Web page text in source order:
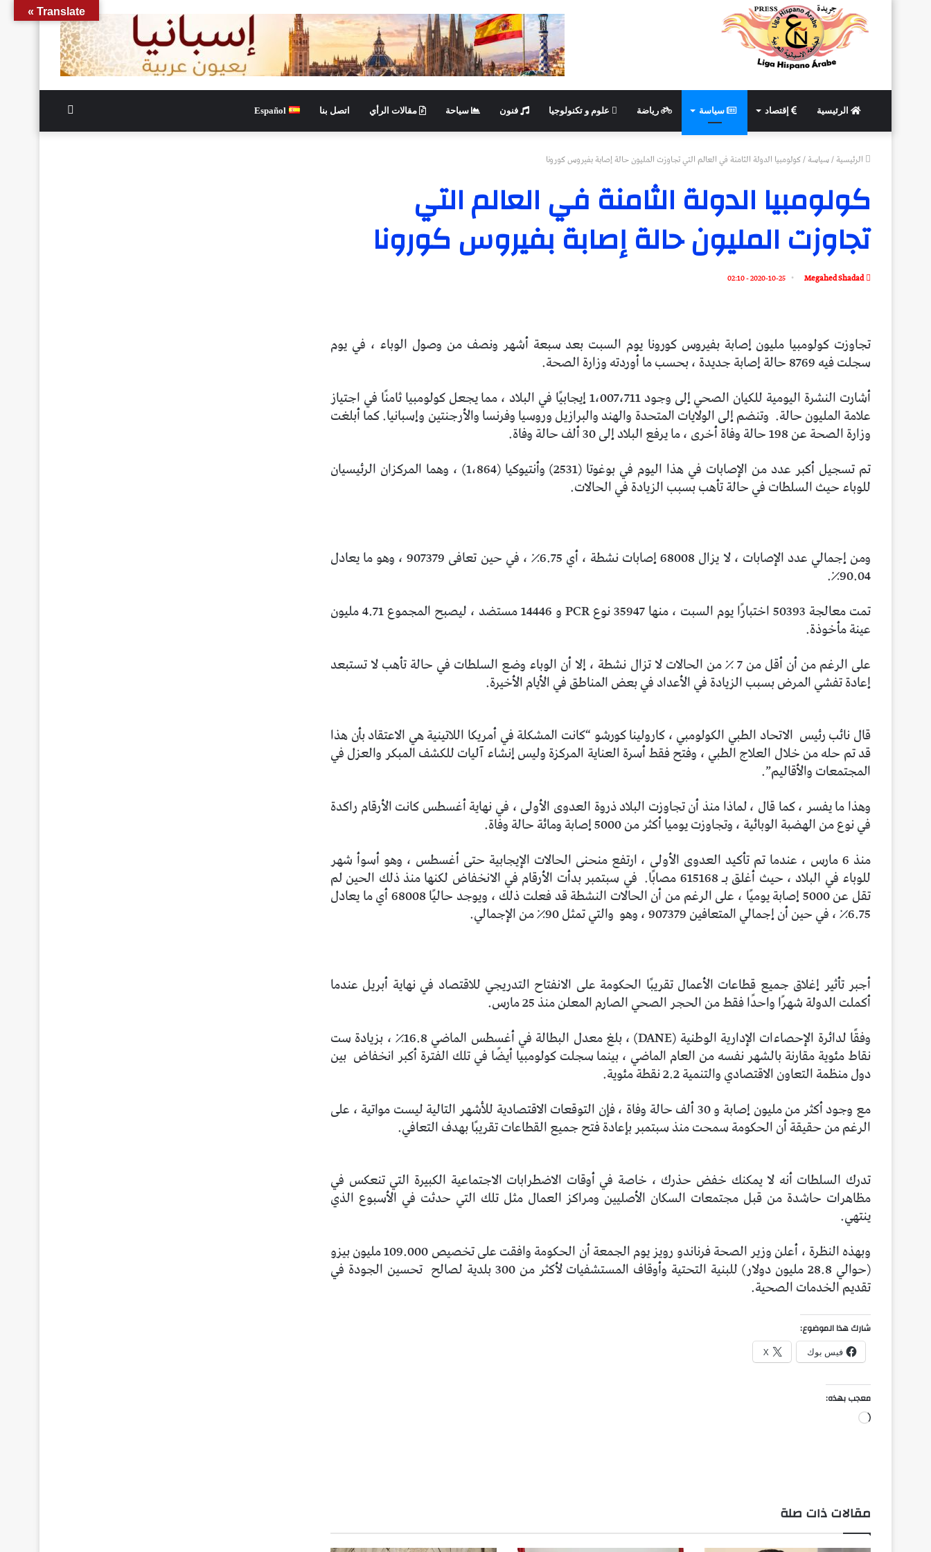
الرئيسية إقتصاد سياسة رياضة علوم و تكنولوجيا فنون سياحة مقالات الرأي اتصل بنا Español
الرئيسية/سياسة/كولومبيا الدولة الثامنة في العالم التي تجاوزت المليون حالة إصابة بفيروس كورونا
كولومبيا الدولة الثامنة في العالم التي
تجاوزت المليون حالة إصابة بفيروس كورونا
Megahed Shadad
2020-10-25 - 02:10
تجاوزت كولومبيا مليون إصابة بفيروس كورونا يوم السبت بعد سبعة أشهر ونصف من وصول الوباء ، في يوم
سجلت فيه 8769 حالة إصابة جديدة ، بحسب ما أوردته وزارة الصحة.
أشارت النشرة اليومية للكيان الصحي إلى وجود 1،007،711 إيجابيًا في البلاد ، مما يجعل كولومبيا ثامنًا في اجتياز
علامة المليون حالة. وتنضم إلى الولايات المتحدة والهند والبرازيل وروسيا وفرنسا والأرجنتين وإسبانيا. كما أبلغت
وزارة الصحة عن 198 حالة وفاة أخرى ، ما يرفع البلاد إلى 30 ألف حالة وفاة.
تم تسجيل أكبر عدد من الإصابات في هذا اليوم في بوغوتا (2531) وأنتيوكيا (1،864) ، وهما المركزان الرئيسيان
للوباء حيث السلطات في حالة تأهب بسبب الزيادة في الحالات.
ومن إجمالي عدد الإصابات ، لا يزال 68008 إصابات نشطة ، أي 6.75٪ ، في حين تعافى 907379 ، وهو ما يعادل
90.04٪.
تمت معالجة 50393 اختبارًا يوم السبت ، منها 35947 نوع PCR و 14446 مستضد ، ليصبح المجموع 4.71 مليون
عينة مأخوذة.
على الرغم من أن أقل من 7 ٪ من الحالات لا تزال نشطة ، إلا أن الوباء وضع السلطات في حالة تأهب لا تستبعد
إعادة تفشي المرض بسبب الزيادة في الأعداد في بعض المناطق في الأيام الأخيرة.
قال نائب رئيس الاتحاد الطبي الكولومبي ، كارولينا كورشو “كانت المشكلة في أمريكا اللاتينية هي الاعتقاد بأن هذا
قد تم حله من خلال العلاج الطبي ، وفتح فقط أسرة العناية المركزة وليس إنشاء آليات للكشف المبكر والعزل في
المجتمعات والأقاليم”.
وهذا ما يفسر ، كما قال ، لماذا منذ أن تجاوزت البلاد ذروة العدوى الأولى ، في نهاية أغسطس كانت الأرقام راكدة
في نوع من الهضبة الوبائية ، وتجاوزت يوميا أكثر من 5000 إصابة ومائة حالة وفاة.
منذ 6 مارس ، عندما تم تأكيد العدوى الأولى ، ارتفع منحنى الحالات الإيجابية حتى أغسطس ، وهو أسوأ شهر
للوباء في البلاد ، حيث أغلق بـ 615168 مصابًا. في سبتمبر بدأت الأرقام في الانخفاض لكنها منذ ذلك الحين لم
تقل عن 5000 إصابة يوميًا ، على الرغم من أن الحالات النشطة قد فعلت ذلك ، ويوجد حاليًا 68008 أي ما يعادل
6.75٪ ، في حين أن إجمالي المتعافين 907379 ، وهو والتي تمثل 90٪ من الإجمالي.
أجبر تأثير إغلاق جميع قطاعات الأعمال تقريبًا الحكومة على الانفتاح التدريجي للاقتصاد في نهاية أبريل عندما
أكملت الدولة شهرًا واحدًا فقط من الحجر الصحي الصارم المعلن منذ 25 مارس.
وفقًا لدائرة الإحصاءات الإدارية الوطنية (DANE) ، بلغ معدل البطالة في أغسطس الماضي 16.8٪ ، بزيادة ست
نقاط مئوية مقارنة بالشهر نفسه من العام الماضي ، بينما سجلت كولومبيا أيضًا في تلك الفترة أكبر انخفاض بين
دول منظمة التعاون الاقتصادي والتنمية 2.2 نقطة مئوية.
مع وجود أكثر من مليون إصابة و 30 ألف حالة وفاة ، فإن التوقعات الاقتصادية للأشهر التالية ليست مواتية ، على
الرغم من حقيقة أن الحكومة سمحت منذ سبتمبر بإعادة فتح جميع القطاعات تقريبًا بهدف التعافي.
تدرك السلطات أنه لا يمكنك خفض حذرك ، خاصة في أوقات الاضطرابات الاجتماعية الكبيرة التي تنعكس في
مظاهرات حاشدة من قبل مجتمعات السكان الأصليين ومراكز العمال مثل تلك التي حدثت في الأسبوع الذي
ينتهي.
وبهذه النظرة ، أعلن وزير الصحة فرناندو رويز يوم الجمعة أن الحكومة وافقت على تخصيص 109.000 مليون بيزو
(حوالي 28.8 مليون دولار) للبنية التحتية وأوقاف المستشفيات لأكثر من 300 بلدية لصالح تحسين الجودة في
تقديم الخدمات الصحية.
شارك هذا الموضوع:
فيس بوك X
معجب بهذه:
جاري
مقالات ذات صلة
Translate »